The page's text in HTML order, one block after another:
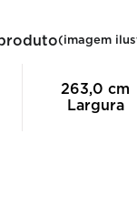
(imagem
263,0 cm
Largura